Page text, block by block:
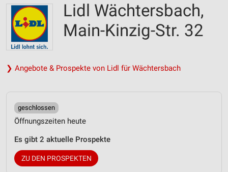
Lidl Wächtersbach,
Main-Kinzig-Str. 32
❯ Angebote & Prospekte von Lidl für Wächtersbach
geschlossen
Öffnungszeiten heute
Es gibt 2 aktuelle Prospekte
ZU DEN PROSPEKTEN